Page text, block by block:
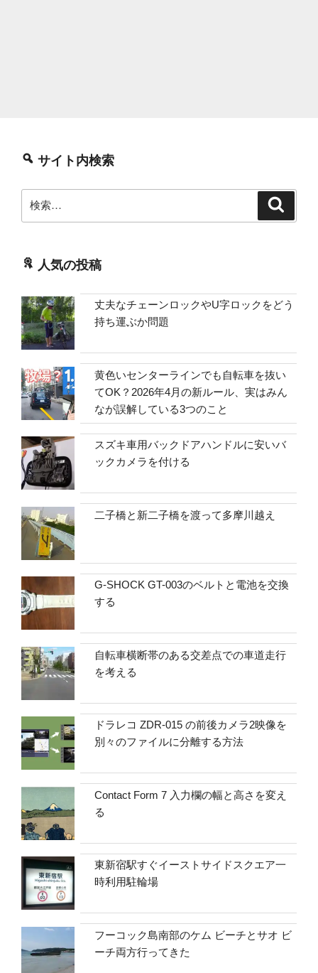
サイト内検索
索:
人気の投稿
丈夫なチェーンロックやU字ロックをどう
持ち運ぶか問題
黄色いセンターラインでも自転車を抜い
てOK？2026年4月の新ルール、実はみん
なが誤解している3つのこと
スズキ車用バックドアハンドルに安いバ
ックカメラを付ける
二子橋と新二子橋を渡って多摩川越え
G-SHOCK GT-003のベルトと電池を交換
する
自転車横断帯のある交差点での車道走行
を考える
ドラレコ ZDR-015 の前後カメラ2映像を
別々のファイルに分離する方法
Contact Form 7 入力欄の幅と高さを変え
る
東新宿駅すぐイーストサイドスクエア一
時利用駐輪場
フーコック島南部のケム ビーチとサオ ビ
ーチ両方行ってきた